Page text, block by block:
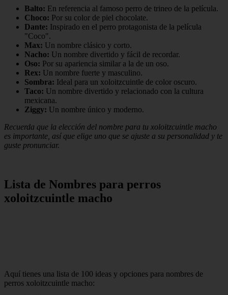
Balto: En referencia al famoso perro de trineo de la película.
Choco: Por su color de piel chocolate.
Dante: Inspirado en el perro protagonista de la película
"Coco".
Max: Un nombre clásico y corto.
Nacho: Un nombre divertido y fácil de recordar.
Oso: Por su apariencia similar a la de un oso.
Rex: Un nombre fuerte y masculino.
Sombra: Ideal para un xoloitzcuintle de color oscuro.
Taco: Un nombre divertido y relacionado con la cultura
mexicana.
Ziggy: Un nombre único y moderno.
Recuerda que la elección del nombre para tu xoloitzcuintle macho
es importante, así que elige uno que se ajuste a su personalidad y te
guste pronunciar.
Lista de Nombres para perros
xoloitzcuintle macho
Aquí tienes una lista de 100 ideas y opciones para nombres de
perros xoloitzcuintle macho: